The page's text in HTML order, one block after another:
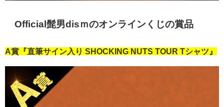
Official髭男disｍのオンラインくじの賞品
A賞『直筆サイン入り SHOCKING NUTS TOUR Tシャツ』